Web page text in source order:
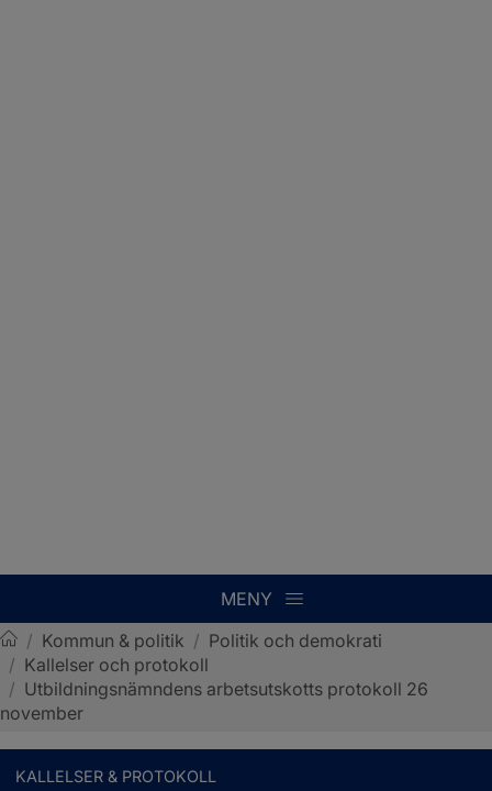
MENY
Sotenäs kommun
/ Kommun & politik / Politik och demokrati
/ Kallelser och protokoll
/ Utbildningsnämndens arbetsutskotts protokoll 26
november
KALLELSER & PROTOKOLL